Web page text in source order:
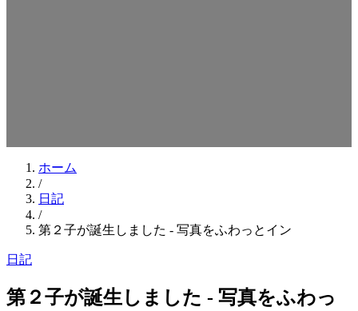
ホーム
/
日記
/
第２子が誕生しました - 写真をふわっとイン
日記
第２子が誕生しました - 写真をふわっ